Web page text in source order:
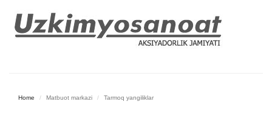
Home Matbuot markazi Tarmoq yangiliklar